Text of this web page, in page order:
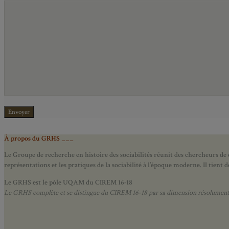
À propos du GRHS ___
Le Groupe de recherche en histoire des sociabilités réunit des chercheurs
représentations et les pratiques de la sociabilité à l’époque moderne. Il tient
Le GRHS est le pôle UQAM du CIREM 16-18
Le GRHS complète et se distingue du CIREM 16-18 par sa dimension